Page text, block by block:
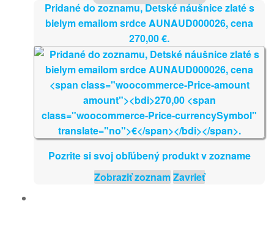
Pridané do zoznamu, Detské náušnice zlaté s
bielym emailom srdce AUNAUD000026, cena
270,00€.
Pozrite si svoj obľúbený produkt v zozname
Zobraziť zoznamZavrieť